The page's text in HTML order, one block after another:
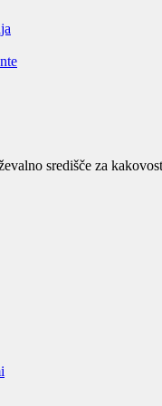
središče za